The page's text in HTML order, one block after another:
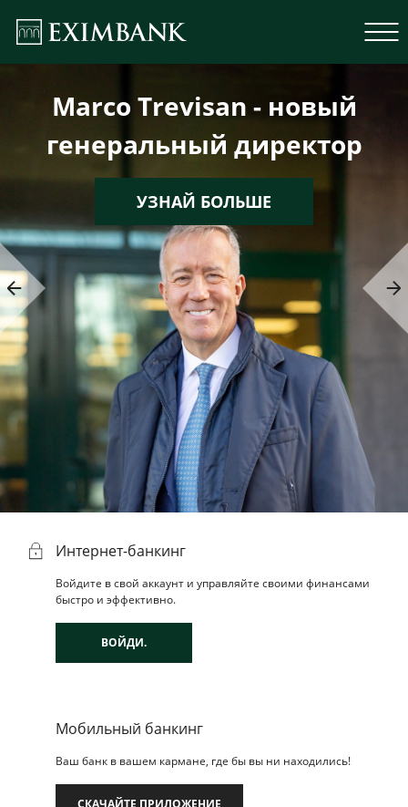
Потребительские кредиты
Ипотечные кредиты
Marco Trevisan - новый
генеральный директор
УЗНАЙ БОЛЬШЕ
Интернет-банкинг
Войдите в свой аккаунт и управляйте своими финансами
быстро и эффективно.
ВОЙДИ.
Мобильный банкинг
Ваш банк в вашем кармане, где бы вы ни находились!
СКАЧАЙТЕ ПРИЛОЖЕНИЕ